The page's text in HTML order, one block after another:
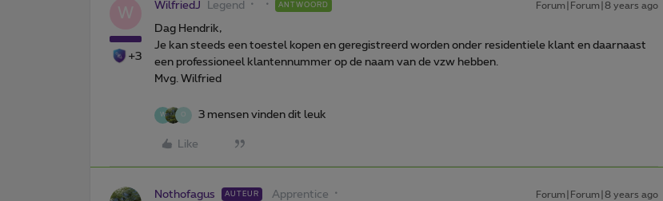
W
+3
WilfriedJ Legend ANTWOORD Forum|Forum|8 years ago
Dag Hendrik,
Je kan steeds een toestel kopen en geregistreerd worden onder residentiele klant en daarnaast
een professioneel klantennummer op de naam van de vzw hebben.
Mvg. Wilfried
W O 3 mensen vinden dit leuk
Like
Nothofagus AUTEUR Apprentice Forum|Forum|8 years ago